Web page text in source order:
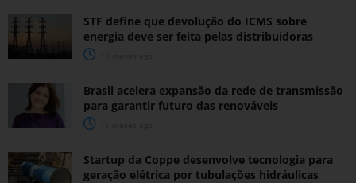
STF define que devolução do ICMS sobre
energia deve ser feita pelas distribuidoras
Brasil acelera expansão da rede de transmissão
para garantir futuro das renováveis
Startup da Coppe desenvolve tecnologia para
geração elétrica por tubulações hidráulicas